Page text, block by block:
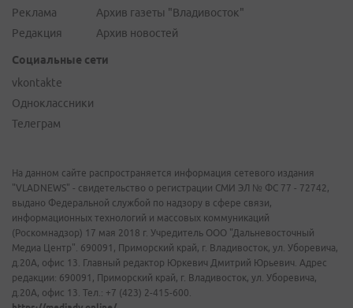
Реклама
Редакция
Архив газеты "Владивосток"
Архив новостей
Социальные сети
vkontakte
Одноклассники
Телеграм
На данном сайте распространяется информация сетевого издания
"VLADNEWS" - свидетельство о регистрации СМИ ЭЛ № ФС 77 - 72742,
выдано Федеральной службой по надзору в сфере связи,
информационных технологий и массовых коммуникаций
(Роскомнадзор) 17 мая 2018 г. Учредитель ООО "Дальневосточный
Медиа Центр". 690091, Приморский край, г. Владивосток, ул. Уборевича,
д.20А, офис 13. Главный редактор Юркевич Дмитрий Юрьевич. Адрес
редакции: 690091, Приморский край, г. Владивосток, ул. Уборевича,
д.20А, офис 13. Тел.: +7 (423) 2-415-600.